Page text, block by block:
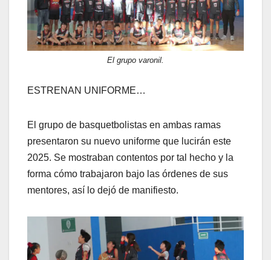
El grupo varonil.
ESTRENAN UNIFORME…
El grupo de basquetbolistas en ambas ramas
presentaron su nuevo uniforme que lucirán este
2025. Se mostraban contentos por tal hecho y la
forma cómo trabajaron bajo las órdenes de sus
mentores, así lo dejó de manifiesto.